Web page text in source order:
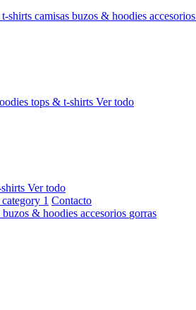
shirts camisas buzos & hoodies accesorios
tops & t-shirts Ver todo
Ver todo
Contacto
buzos & hoodies accesorios gorras